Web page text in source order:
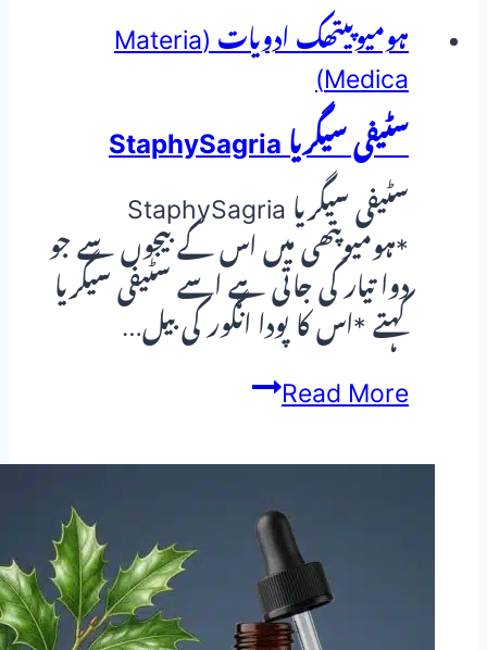
ہومیوپیتھک ادویات (Materia
Medica)
سٹیفی سیگریا StaphySagria
سٹیفی سیگریا StaphySagria
*ہومیوپتھی میں اس کے بیجوں سے جو
دوا تیار کی جاتی ہے اسے سٹیفی سیگریا
کہتے *اس کا پودا انگور کی بیل…
Read Moreسٹیفی
StaphySagria